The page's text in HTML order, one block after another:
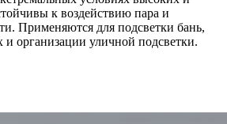
к воздействию пара и
Применяются для подсветки бань,
и организации уличной подсветки.